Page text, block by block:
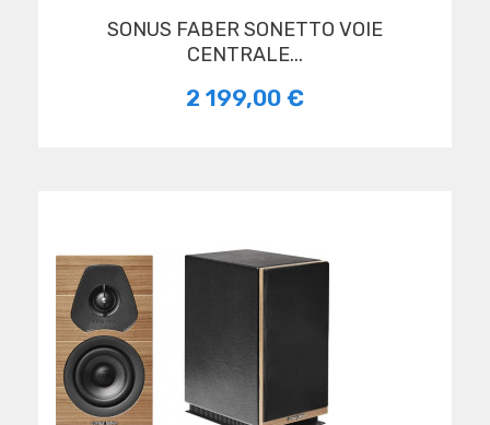
SONUS FABER SONETTO VOIE
CENTRALE...
2 199,00 €